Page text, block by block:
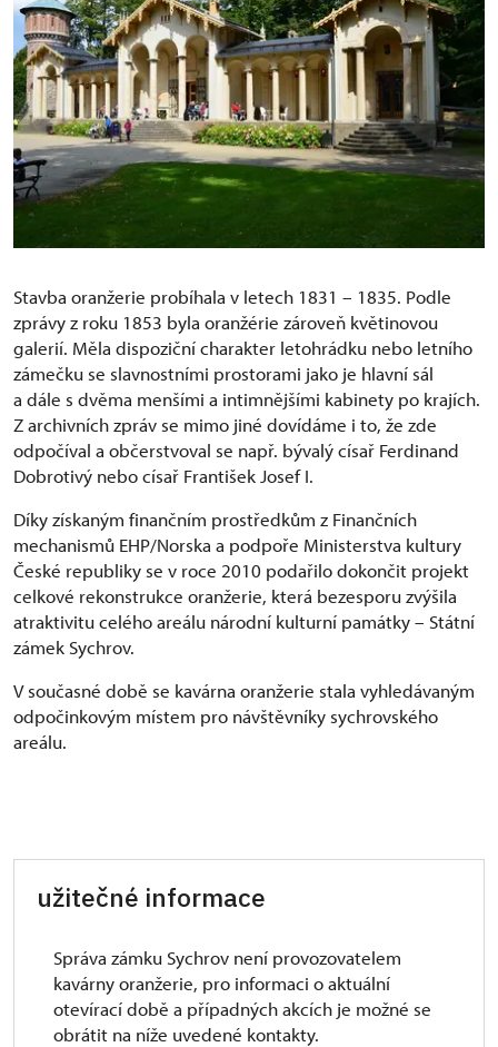
Stavba oranžerie probíhala v letech 1831 – 1835. Podle
zprávy z roku 1853 byla oranžérie zároveň květinovou
galerií. Měla dispoziční charakter letohrádku nebo letního
zámečku se slavnostními prostorami jako je hlavní sál
a dále s dvěma menšími a intimnějšími kabinety po krajích.
Z archivních zpráv se mimo jiné dovídáme i to, že zde
odpočíval a občerstvoval se např. bývalý císař Ferdinand
Dobrotivý nebo císař František Josef I.
Díky získaným finančním prostředkům z Finančních
mechanismů EHP/Norska a podpoře Ministerstva kultury
České republiky se v roce 2010 podařilo dokončit projekt
celkové rekonstrukce oranžerie, která bezesporu zvýšila
atraktivitu celého areálu národní kulturní památky – Státní
zámek Sychrov.
V současné době se kavárna oranžerie stala vyhledávaným
odpočinkovým místem pro návštěvníky sychrovského
areálu.
užitečné informace
Správa zámku Sychrov není provozovatelem
kavárny oranžerie, pro informaci o aktuální
otevírací době a případných akcích je možné se
obrátit na níže uvedené kontakty.